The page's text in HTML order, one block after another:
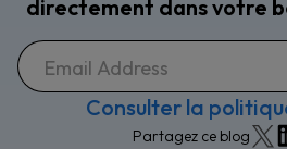
directement dans votre
Consulter la
Partagez ce blog